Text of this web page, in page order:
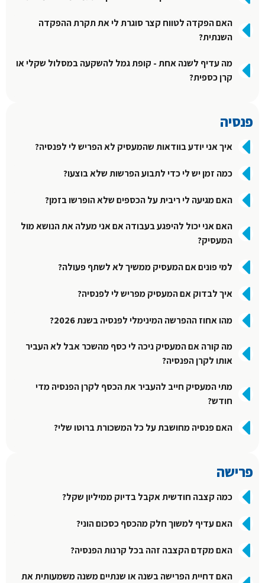
האם הפקדה לטווח קצר סוגרת לי את תקרת ההפקדה
השנתית?
מה עדיף לשנה אחת - קופת גמל להשקעה במסלול שקלי או
קרן כספית?
פנסיה
איך אני יודע בוודאות שהמעסיק לא הפריש לי לפנסיה?
כמה זמן יש לי כדי לתבוע הפרשות שלא בוצעו?
האם מגיעה לי ריבית על הכספים שלא הופרשו בזמן?
האם אני יכול להיפגע בעבודה אם אני מעלה את הנושא מול
המעסיק?
למי פונים אם המעסיק ממשיך לא לשתף פעולה?
איך לבדוק אם המעסיק מפריש לי לפנסיה?
מהו אחוז ההפרשה המינימלי לפנסיה בשנת 2026?
מה קורה אם המעסיק ניכה לי כסף מהשכר אבל לא העביר
אותו לקרן הפנסיה?
מתי המעסיק חייב להעביר את הכסף לקרן הפנסיה מדי
חודש?
האם פנסיה מחושבת על כל המשכורת ברוטו שלי?
פרישה
כמה קצבה חודשית אקבל בדיוק ממיליון שקל?
האם עדיף למשוך חלק מהכסף כסכום הוני?
האם מקדם הקצבה זהה בכל קרנות הפנסיה?
האם דחיית הפרישה בשנה או שנתיים משנה משמעותית את